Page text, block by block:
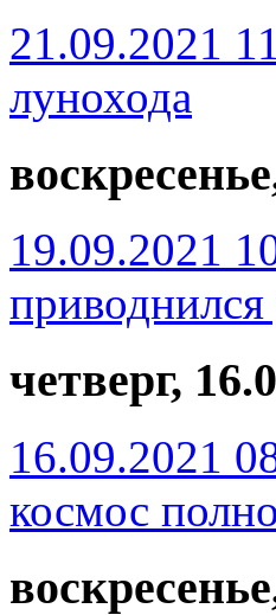
21.09.2021
лунохода
19.09.2021
четверг,
16.09.2021
космос